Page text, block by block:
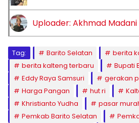
Uploader: Akhmad Madani
Tag: Barito Selatan
berita
berita kalteng terbaru
Bupati
Eddy Raya Samsuri
gerakan
Harga Pangan
hut ri
Khristianto Yudha
pasar
Pemkab Barito Selatan